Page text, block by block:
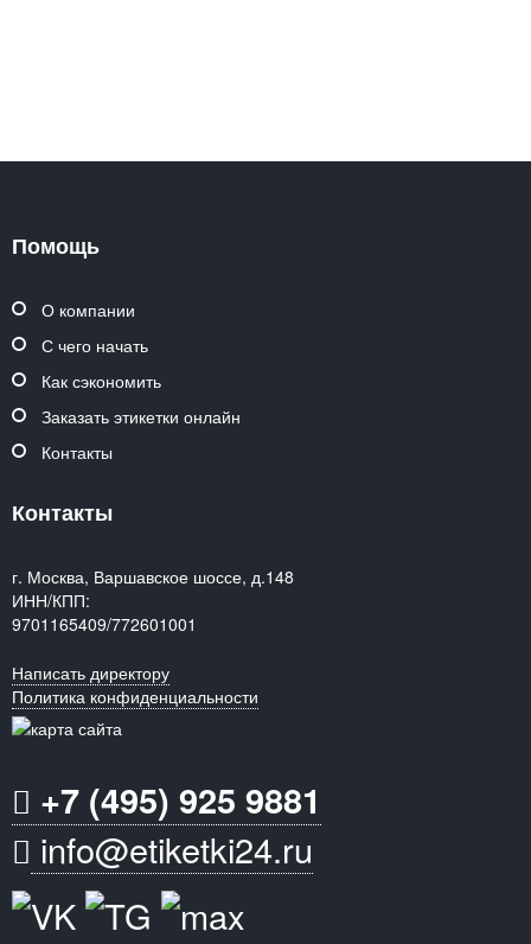
Помощь
О компании
С чего начать
Как сэкономить
Заказать этикетки онлайн
Контакты
Контакты
г. Москва, Варшавское шоссе, д.148
ИНН/КПП:
9701165409/772601001
Написать директору
Политика конфиденциальности
+7 (495) 925 9881
info@etiketki24.ru